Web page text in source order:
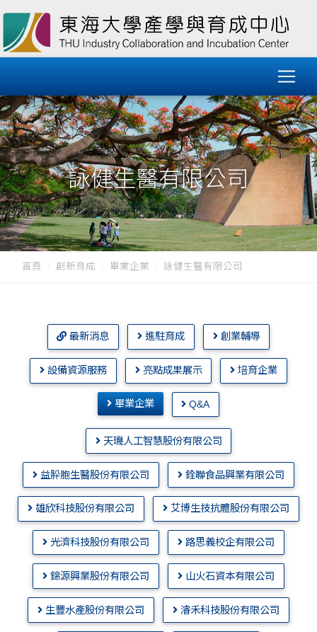
詠健生醫有限公司
首頁 創新育成 畢業企業 詠健生醫有限公司
最新消息 進駐育成 創業輔導
設備資源服務 亮點成果展示 培育企業
畢業企業 Q&A
天璣人工智慧股份有限公司
益肸胞生醫股份有限公司 銓聯食品興業有限公司
雄欣科技股份有限公司 艾博生技抗體股份有限公司
光濟科技股份有限公司 路思義校企有限公司
錦源興業股份有限公司 山火石資本有限公司
生豐水產股份有限公司 濬禾科技股份有限公司